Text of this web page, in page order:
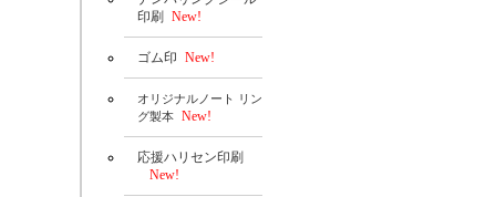
印刷
New!
ゴム印 New!
オリジナルノート リン
グ製本 New!
応援ハリセン印刷
New!